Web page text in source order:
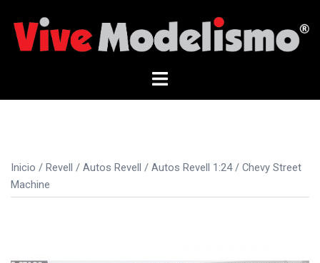
contenido
Alternar
Inicio / Revell / Autos Revell / Autos Revell 1:24/ Chevy Street
Machine